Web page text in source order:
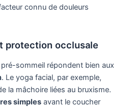
connu de douleurs
protection occlusale
sommeil répondent bien aux
. Le yoga facial, par exemple,
la mâchoire liées au bruxisme.
simples avant le coucher